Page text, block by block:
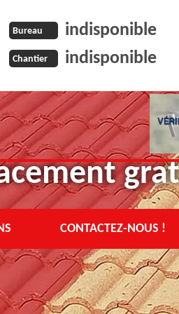
Bureau indisponible
Chantier indisponible
CONTACTEZ-NOUS !